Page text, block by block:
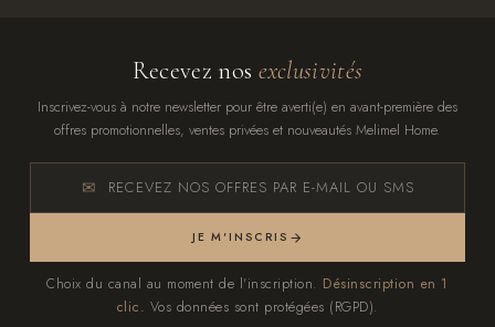
Recevez nos exclusivités
Inscrivez-vous à notre newsletter pour être averti(e) en avant-première des
offres promotionnelles, ventes privées et nouveautés Melimel Home.
RECEVEZ NOS OFFRES PAR E-MAIL OU SMS
JE M'INSCRIS
Choix du canal au moment de l'inscription. Désinscription en 1
clic. Vos données sont protégées (RGPD).